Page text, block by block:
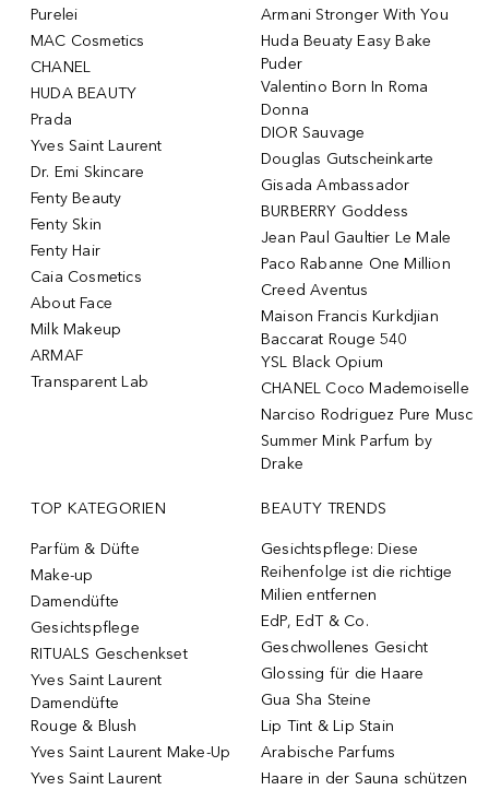
Purelei
MAC Cosmetics
CHANEL
HUDA BEAUTY
Prada
Yves Saint Laurent
Dr. Emi Skincare
Fenty Beauty
Fenty Skin
Fenty Hair
Caia Cosmetics
About Face
Milk Makeup
ARMAF
Transparent Lab
Armani Stronger With You
Huda Beuaty Easy Bake
Puder
Valentino Born In Roma
Donna
DIOR Sauvage
Douglas Gutscheinkarte
Gisada Ambassador
BURBERRY Goddess
Jean Paul Gaultier Le Male
Paco Rabanne One Million
Creed Aventus
Maison Francis Kurkdjian
Baccarat Rouge 540
YSL Black Opium
CHANEL Coco Mademoiselle
Narciso Rodriguez Pure Musc
Summer Mink Parfum by
Drake
TOP KATEGORIEN
Parfüm & Düfte
Make-up
Damendüfte
Gesichtspflege
RITUALS Geschenkset
Yves Saint Laurent
Damendüfte
Rouge & Blush
Yves Saint Laurent Make-Up
Yves Saint Laurent
BEAUTY TRENDS
Gesichtspflege: Diese
Reihenfolge ist die richtige
Milien entfernen
EdP, EdT & Co.
Geschwollenes Gesicht
Glossing für die Haare
Gua Sha Steine
Lip Tint & Lip Stain
Arabische Parfums
Haare in der Sauna schützen